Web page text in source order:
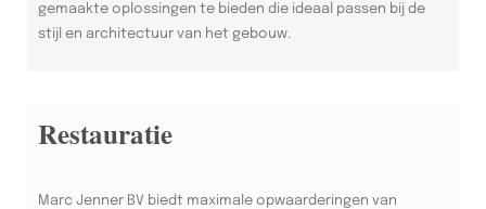
gemaakte oplossingen te bieden die ideaal passen bij de
stijl en architectuur van het gebouw.
Restauratie
Marc Jenner BV biedt maximale opwaarderingen van